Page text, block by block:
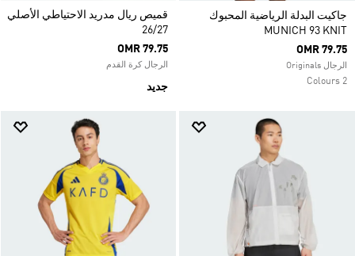
جاكيت البدلة الرياضية المحبوك
MUNICH 93 KNIT
OMR 79.75
الرجال Originals
2 Colours
قميص ريال مدريد الاحتياطي الأصلي
26/27
OMR 79.75
الرجال كرة القدم
جديد